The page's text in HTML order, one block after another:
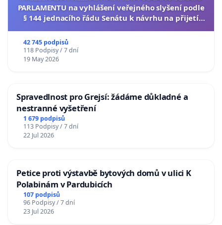
PARLAMENTU na vyhlášení veřejného slyšení podle
§ 144 jednacího řádu Senátu k návrhu na přijetí
42 745 podpisů
118 Podpisy / 7 dní
19 May 2026
Spravedlnost pro Grejsí: žádáme důkladné a
nestranné vyšetření
1 679 podpisů
113 Podpisy / 7 dní
22 Jul 2026
Petice proti výstavbě bytových domů v ulici K
Polabinám v Pardubicích
107 podpisů
96 Podpisy / 7 dní
23 Jul 2026